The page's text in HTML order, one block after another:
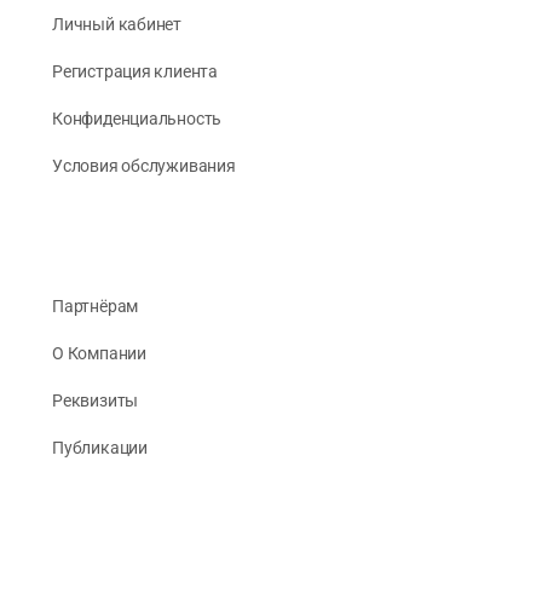
Личный кабинет
Регистрация клиента
Конфиденциальность
Условия обслуживания
Партнёрам
О Компании
Реквизиты
Публикации